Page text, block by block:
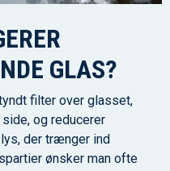
GLAS?
filter over glasset,
og reducerer
der trænger ind
ønsker man ofte